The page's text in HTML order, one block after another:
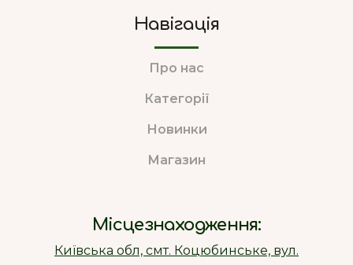
Навігація
Про нас
Категорії
Новинки
Магазин
Місцезнаходження:
Київська обл, смт. Коцюбинське, вул.